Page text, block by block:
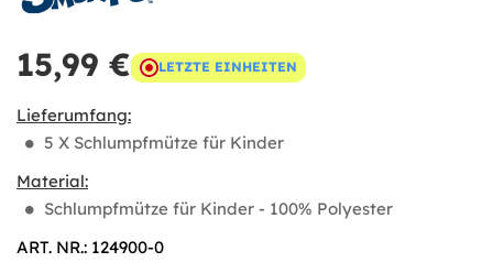
15,99 € LETZTE EINHEITEN
Lieferumfang:
5 X Schlumpfmütze für Kinder
Material:
Schlumpfmütze für Kinder - 100% Polyester
ART. NR.: 124900-0